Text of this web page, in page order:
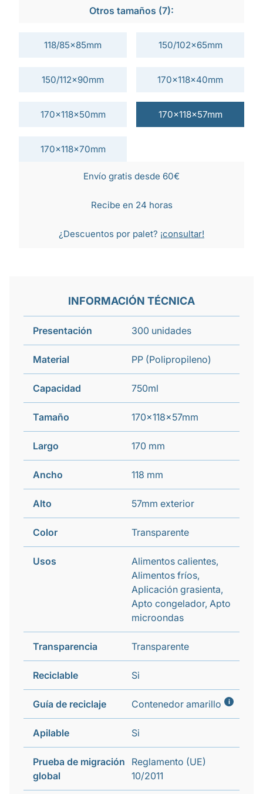
Otros tamaños (7):
118/85x85mm 150/102x65mm
150/112x90mm 170x118x40mm
170x118x50mm 170x118x57mm
170x118x70mm
Envío gratis desde 60€
Recibe en 24 horas
¿Descuentos por palet? ¡consultar!
INFORMACIÓN TÉCNICA
Presentación 300 unidades
Material PP (Polipropileno)
Capacidad 750ml
Tamaño 170x118x57mm
Largo 170 mm
Ancho 118 mm
Alto 57mm exterior
Color Transparente
Usos
Alimentos calientes,
Alimentos fríos,
Aplicación grasienta,
Apto congelador, Apto
microondas
Transparencia Transparente
Reciclable Si
Guía de reciclaje Contenedor amarillo i
Apilable Si
Prueba de migración
global
Reglamento (UE)
10/2011